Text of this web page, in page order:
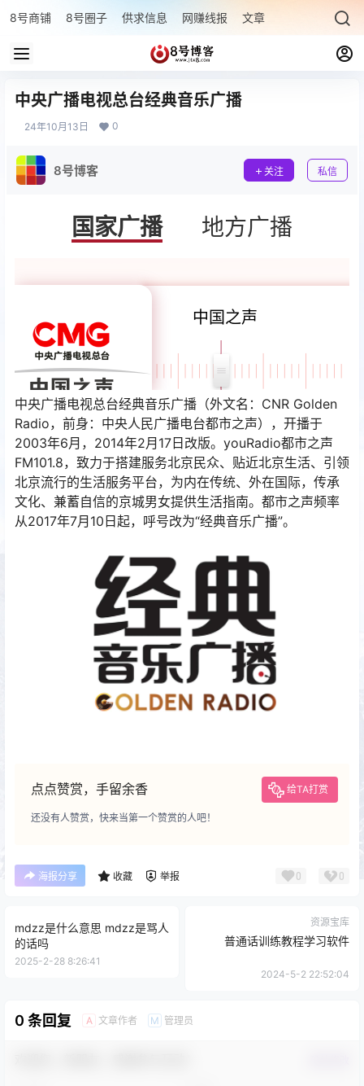
8号商铺 8号圈子 供求信息 网赚线报 文章专题 最新文章
中央广播电视总台经典音乐广播
24年10月13日 0
8号博客 关注 私信
中央广播电视总台经典音乐广播（外文名：CNR Golden
Radio，前身：中央人民广播电台都市之声），开播于
2003年6月，2014年2月17日改版。youRadio都市之声
FM101.8，致力于搭建服务北京民众、贴近北京生活、引领
北京流行的生活服务平台，为内在传统、外在国际，传承
文化、兼蓄自信的京城男女提供生活指南。都市之声频率
从2017年7月10日起，呼号改为“经典音乐广播”。
点点赞赏，手留余香 给TA打赏
还没有人赞赏，快来当第一个赞赏的人吧！
海报分享 收藏 举报 0 0
mdzz是什么意思 mdzz是骂人
的话吗
2025-2-28 8:26:41
资源宝库
普通话训练教程学习软件
2024-5-2 22:52:04
0 条回复 A 文章作者 M 管理员